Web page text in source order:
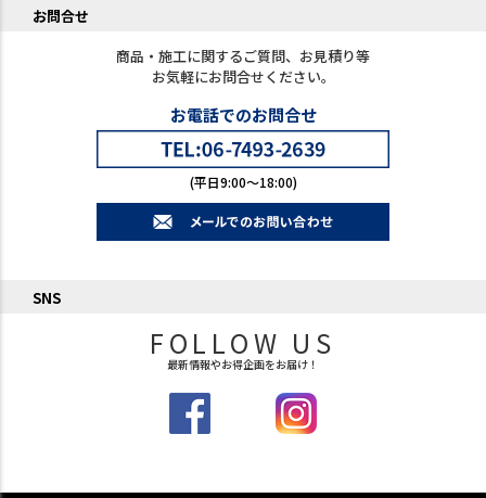
お問合せ
商品・施工に関するご質問、お見積り等
お気軽にお問合せください。
お電話でのお問合せ
(平日9:00～18:00)
SNS
FOLLOW US
最新情報やお得企画をお届け！